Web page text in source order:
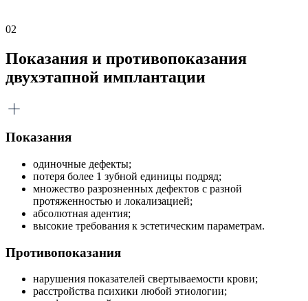
02
Показания и противопоказания
двухэтапной имплантации
Показания
одиночные дефекты;
потеря более 1 зубной единицы подряд;
множество разрозненных дефектов с разной
протяженностью и локализацией;
абсолютная адентия;
высокие требования к эстетическим параметрам.
Противопоказания
нарушения показателей свертываемости крови;
расстройства психики любой этиологии;